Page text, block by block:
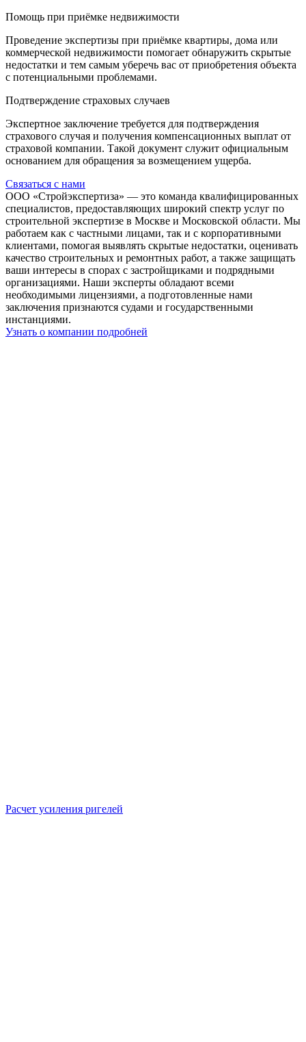
Помощь при приёмке недвижимости
Проведение экспертизы при приёмке квартиры, дома или
коммерческой недвижимости помогает обнаружить скрытые
недостатки и тем самым уберечь вас от приобретения объекта
с потенциальными проблемами.
Подтверждение страховых случаев
Экспертное заключение требуется для подтверждения
страхового случая и получения компенсационных выплат от
страховой компании. Такой документ служит официальным
основанием для обращения за возмещением ущерба.
Связаться с нами
ООО «Стройэкспертиза» — это команда квалифицированных
специалистов, предоставляющих широкий спектр услуг по
строительной экспертизе в Москве и Московской области. Мы
работаем как с частными лицами, так и с корпоративными
клиентами, помогая выявлять скрытые недостатки, оценивать
качество строительных и ремонтных работ, а также защищать
ваши интересы в спорах с застройщиками и подрядными
организациями. Наши эксперты обладают всеми
необходимыми лицензиями, а подготовленные нами
заключения признаются судами и государственными
инстанциями.
Узнать о компании подробней
Расчет усиления ригелей